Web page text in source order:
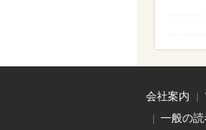
会社案内
一般の